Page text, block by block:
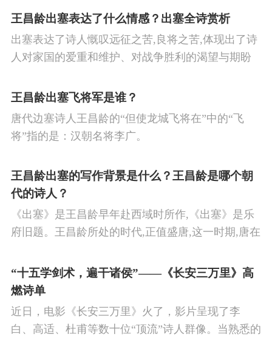
王昌龄出塞表达了什么情感？出塞全诗赏析
出塞表达了诗人慨叹远征之苦,良将之苦,体现出了诗
人对家国的爱重和维护、对战争胜利的渴望与期盼
日平息边塞战争,使国家得到安宁,让人民过上安定生
王昌龄出塞飞将军是谁？
唐代边塞诗人王昌龄的“但使龙城飞将在”中的“飞
将”指的是：汉朝名将李广。
王昌龄出塞的写作背景是什么？王昌龄是哪个朝
代的诗人？
《出塞》是王昌龄早年赴西域时所作,《出塞》是乐
府旧题。王昌龄所处的时代,正值盛唐,这一时期,唐在
的作品中,多能体现一种慷慨激昂的向上精神,和克敌
制胜的强烈自信。 同时,频繁的边塞战争,也使人民不
平愿望。
“十五学剑术，遍干诸侯”——《长安三万里》高
燃诗单
近日，电影《长安三万里》火了，影片呈现了李
白、高适、杜甫等数十位“顶流”诗人群像。当熟悉的